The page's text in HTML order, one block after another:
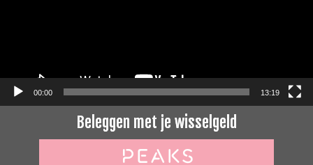
00:00 13:19
Beleggen met je wisselgeld